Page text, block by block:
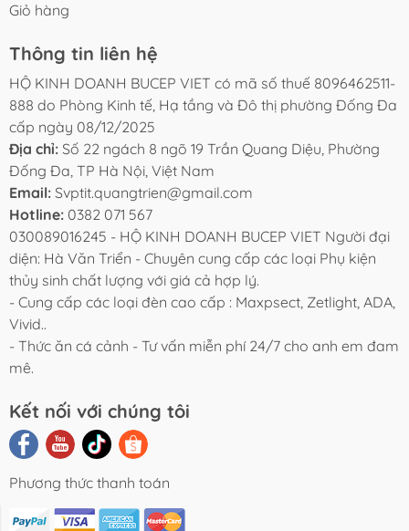
Viết Chia Video Review
Giỏ hàng
Thông tin liên hệ
HỘ KINH DOANH BUCEP VIET có mã số thuế 8096462511-
888 do Phòng Kinh tế, Hạ tầng và Đô thị phường Đống Đa
cấp ngày 08/12/2025
Địa chỉ: Số 22 ngách 8 ngõ 19 Trần Quang Diệu, Phường
Đống Đa, TP Hà Nội, Việt Nam
Email: Svptit.quangtrien@gmail.com
Hotline: 0382 071 567
030089016245 - HỘ KINH DOANH BUCEP VIET Người đại
diện: Hà Văn Triển - Chuyên cung cấp các loại Phụ kiện
thủy sinh chất lượng với giá cả hợp lý.
- Cung cấp các loại đèn cao cấp : Maxpsect, Zetlight, ADA,
Vivid..
- Thức ăn cá cảnh - Tư vấn miễn phí 24/7 cho anh em đam
mê.
Kết nối với chúng tôi
Phương thức thanh toán